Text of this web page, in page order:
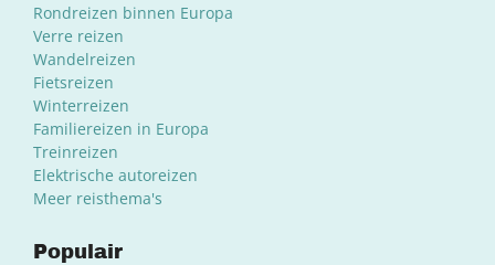
Rondreizen binnen Europa
Verre reizen
Wandelreizen
Fietsreizen
Winterreizen
Familiereizen in Europa
Treinreizen
Elektrische autoreizen
Meer reisthema's
Populair